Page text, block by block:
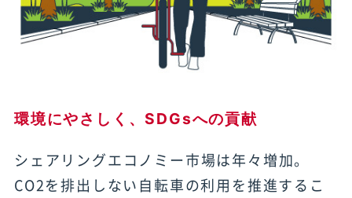
環境にやさしく、SDGsへの貢献
シェアリングエコノミー市場は年々増加。
CO2を排出しない自転車の利用を推進するこ